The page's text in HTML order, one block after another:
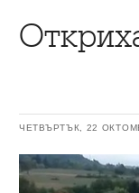
ЧЕТВЪРТЪК, 22